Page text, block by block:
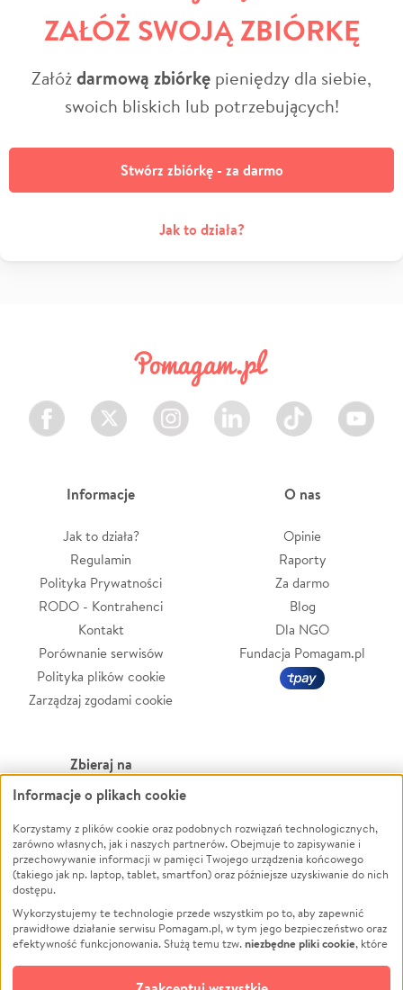
ZAŁÓŻ SWOJĄ ZBIÓRKĘ
Załóżdarmową zbiórkę pieniędzy dla siebie,
swoich bliskich lub potrzebujących!
Stwórz zbiórkę - za darmo
Jak to działa?
Facebook Twitter Instagram LinkedIn TikTok Youtube
Informacje
Jak to działa?
Regulamin
Polityka Prywatności
RODO - Kontrahenci
Kontakt
Porównanie serwisów
Polityka plików cookie
Zarządzaj zgodami cookie
O nas
Opinie
Raporty
Za darmo
Blog
Dla NGO
Fundacja Pomagam.pl
Zbieraj na
Leczenie
Zwierzęta
Pożar
Ukraina
Pomoc Finansowa
Projekty
Pogrzeb
Powódź
Wichura
NGO
Edukacja
Podróż
Impreza
Informacje o plikach cookie
Korzystamy z plików cookie oraz podobnych rozwiązań technologicznych,
zarówno własnych, jak i naszych partnerów. Obejmuje to zapisywanie i
przechowywanie informacji w pamięci Twojego urządzenia końcowego
(takiego jak np. laptop, tablet, smartfon) oraz późniejsze uzyskiwanie do nich
dostępu.
Wykorzystujemy te technologie przede wszystkim po to, aby zapewnić
prawidłowe działanie serwisu Pomagam.pl, w tym jego bezpieczeństwo oraz
efektywność funkcjonowania. Służą temu tzw.niezbędne pliki cookie, które
opcjonalnych plików cookie